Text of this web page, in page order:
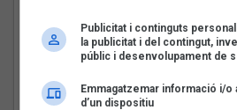
Publicitat i continguts
la publicitat i del contingut,
públic i desenvolupament de
Emmagatzemar informació i/o
d’un dispositiu